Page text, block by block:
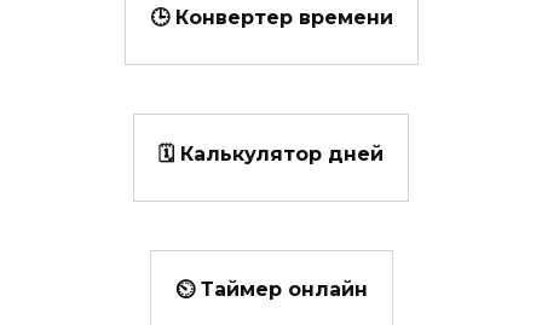
🕒 Конвертер времени
🗓️ Калькулятор дней
⏲ Таймер онлайн